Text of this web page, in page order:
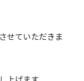
せていただきま